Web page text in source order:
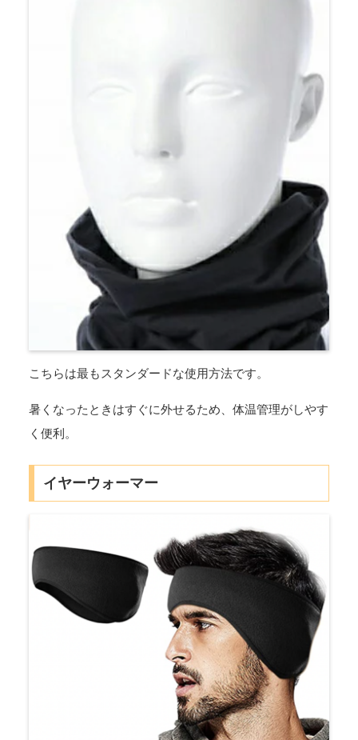
こちらは最もスタンダードな使用方法です。
暑くなったときはすぐに外せるため、体温管理がしやす
く便利。
イヤーウォーマー